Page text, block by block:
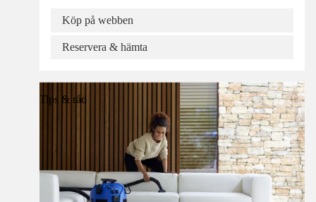
Köp på webben
Reservera & hämta
Tips & råd